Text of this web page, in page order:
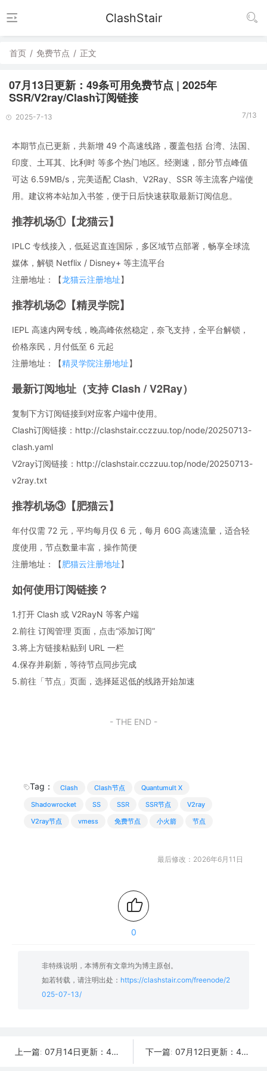
ClashStair
首页 / 免费节点 / 正文
07月13日更新：49条可用免费节点 | 2025年
SSR/V2ray/Clash订阅链接
2025-7-13 7/13
本期节点已更新，共新增 49 个高速线路，覆盖包括 台湾、法国、
印度、土耳其、比利时 等多个热门地区。经测速，部分节点峰值
可达 6.59MB/s，完美适配 Clash、V2Ray、SSR 等主流客户端使
用。建议将本站加入书签，便于日后快速获取最新订阅信息。
推荐机场①【龙猫云】
IPLC 专线接入，低延迟直连国际，多区域节点部署，畅享全球流
媒体，解锁 Netflix / Disney+ 等主流平台
注册地址：【龙猫云注册地址】
推荐机场②【精灵学院】
IEPL 高速内网专线，晚高峰依然稳定，奈飞支持，全平台解锁，
价格亲民，月付低至 6 元起
注册地址：【精灵学院注册地址】
最新订阅地址（支持 Clash / V2Ray）
复制下方订阅链接到对应客户端中使用。
Clash订阅链接：http://clashstair.cczzuu.top/node/20250713-
clash.yaml
V2ray订阅链接：http://clashstair.cczzuu.top/node/20250713-
v2ray.txt
推荐机场③【肥猫云】
年付仅需 72 元，平均每月仅 6 元，每月 60G 高速流量，适合轻
度使用，节点数量丰富，操作简便
注册地址：【肥猫云注册地址】
如何使用订阅链接？
1.打开 Clash 或 V2RayN 等客户端
2.前往 订阅管理 页面，点击“添加订阅”
3.将上方链接粘贴到 URL 一栏
4.保存并刷新，等待节点同步完成
5.前往「节点」页面，选择延迟低的线路开始加速
- THE END -
Tag： Clash Clash节点
Quantumult X
Shadowrocket
SS SSR SSR节点
V2ray
V2ray节点
vmess 免费节点 小火箭 节点
最后修改：2026年6月11日
0
非特殊说明，本博所有文章均为博主原创。
如若转载，请注明出处： https://clashstair.com/freenode/2
025-07-13/
上一篇: 07月14日更新：44条可用免费节点 | 2025年SSR/V2ray/Clash订阅链接 下一篇: 07月12日更新：49条可用免费节点 | 2025年SSR/V2ray/Clash订阅链接